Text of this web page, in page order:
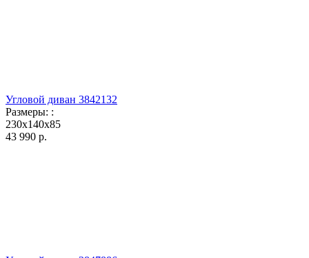
Угловой диван 3842132
Размеры: :
230x140x85
43 990 р.